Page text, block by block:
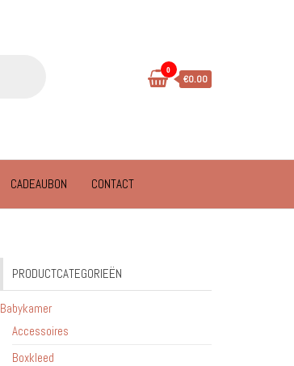
0
€0.00
CADEAUBON CONTACT
PRODUCTCATEGORIEËN
Babykamer
Accessoires
Boxkleed